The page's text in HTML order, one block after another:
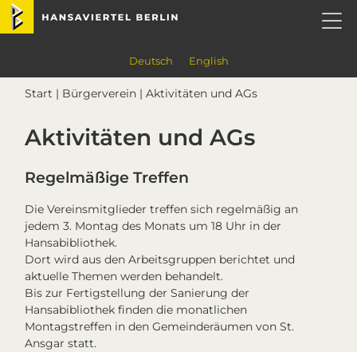
Skip
Skip
Skip
Skip
Deutsch English
Start | Bürgerverein | Aktivitäten und AGs
Aktivitäten und AGs
Regelmäßige Treffen
Die Vereinsmitglieder treffen sich regelmäßig an
jedem 3. Montag des Monats um 18 Uhr in der
Hansabibliothek.
Dort wird aus den Arbeitsgruppen berichtet und
aktuelle Themen werden behandelt.
Bis zur Fertigstellung der Sanierung der
Hansabibliothek finden die monatlichen
Montagstreffen in den Gemeinderäumen von St.
Ansgar statt.